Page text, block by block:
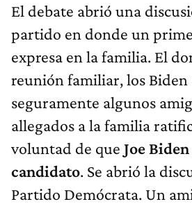
El debate abrió una
partido en donde un
expresa en la familia. El
reunión familiar, los Biden
seguramente algunos
allegados a la familia
voluntad de que Joe
candidato. Se abrió la
Partido Demócrata. Un